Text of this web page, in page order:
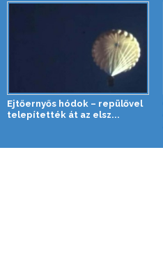
Ejtőernyős hódok – repülővel
telepítették át az elsz...